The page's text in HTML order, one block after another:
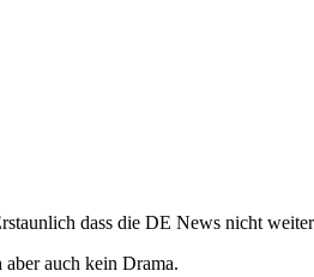
dass die DE News nicht
auch kein Drama.